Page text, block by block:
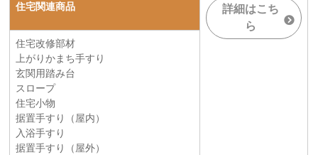
住宅関連商品
詳細はこち
ら
住宅改修部材
上がりかまち手すり
玄関用踏み台
スロープ
住宅小物
据置手すり（屋内）
入浴手すり
据置手すり（屋外）